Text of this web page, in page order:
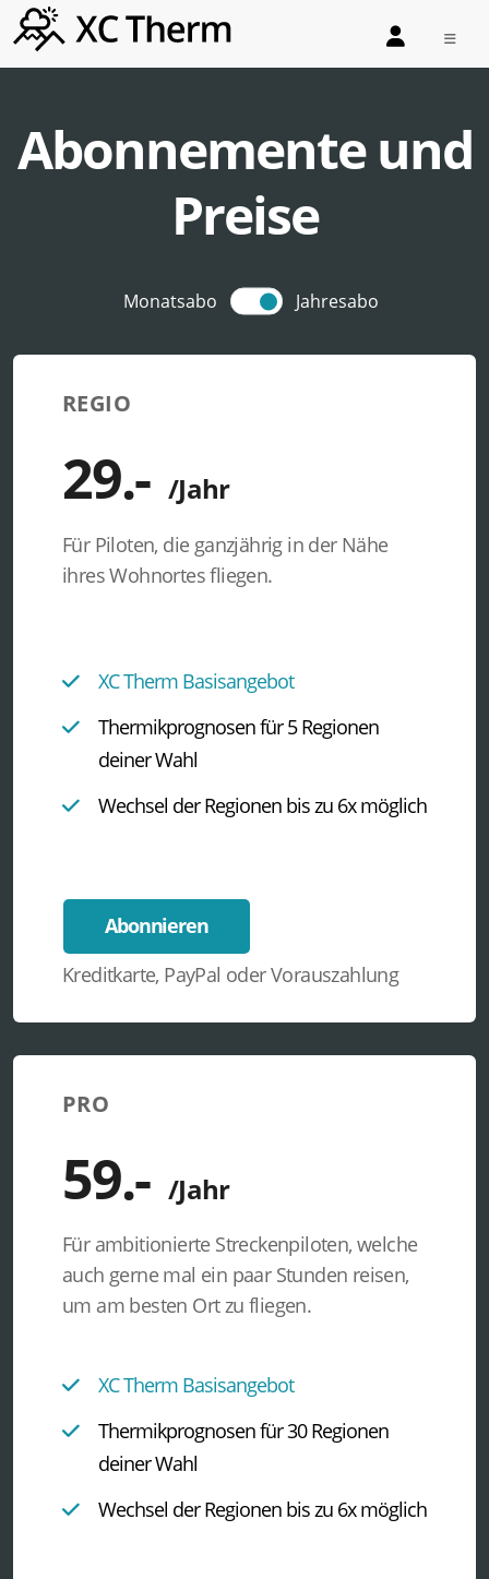
Abonnemente und
Preise
Monatsabo Jahresabo
REGIO
Für Piloten, die ganzjährig in der Nähe
ihres Wohnortes fliegen.
XC Therm Basisangebot
Thermikprognosen für 5 Regionen
deiner Wahl
Wechsel der Regionen bis zu 6x möglich
Abonnieren
Kreditkarte, PayPal oder Vorauszahlung
PRO
Für ambitionierte Streckenpiloten, welche
auch gerne mal ein paar Stunden reisen,
um am besten Ort zu fliegen.
XC Therm Basisangebot
Thermikprognosen für 30 Regionen
deiner Wahl
Wechsel der Regionen bis zu 6x möglich